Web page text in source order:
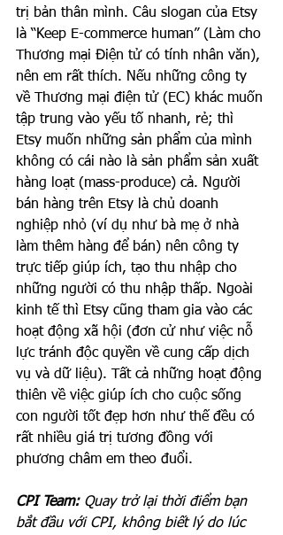
trị bản thân mình. Câu slogan của Etsy
là “Keep E-commerce human” (Làm cho
Thương mại Điện tử có tính nhân văn),
nên em rất thích. Nếu những công ty
về Thương mại điện tử (EC) khác muốn
tập trung vào yếu tố nhanh, rẻ; thì
Etsy muốn những sản phẩm của mình
không có cái nào là sản phẩm sản xuất
hàng loạt (mass-produce) cả. Người
bán hàng trên Etsy là chủ doanh
nghiệp nhỏ (ví dụ như bà mẹ ở nhà
làm thêm hàng để bán) nên công ty
trực tiếp giúp ích, tạo thu nhập cho
những người có thu nhập thấp. Ngoài
kinh tế thì Etsy cũng tham gia vào các
hoạt động xã hội (đơn cử như việc nỗ
lực tránh độc quyền về cung cấp dịch
vụ và dữ liệu). Tất cả những hoạt động
thiên về việc giúp ích cho cuộc sống
con người tốt đẹp hơn như thế đều có
rất nhiều giá trị tương đồng với
phương châm em theo đuổi.
CPI Team: Quay trở lại thời điểm bạn
bắt đầu với CPI, không biết lý do lúc